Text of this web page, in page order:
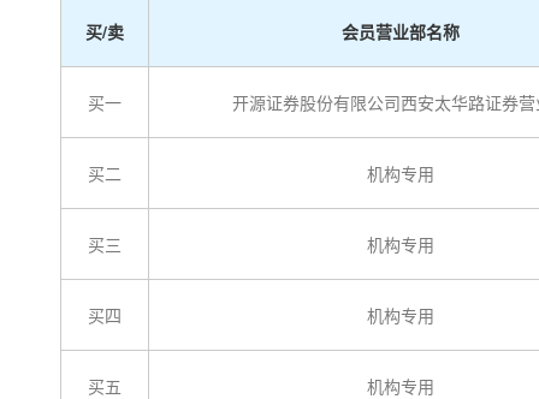
买/卖 会员营业部名称
买一 开源证券股份有限公司西安太华路证券
买二 机构专用
买三 机构专用
买四 机构专用
买五 机构专用